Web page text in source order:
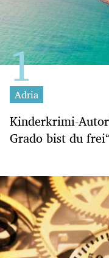
Adria
Kinderkrimi-
Grado bist du